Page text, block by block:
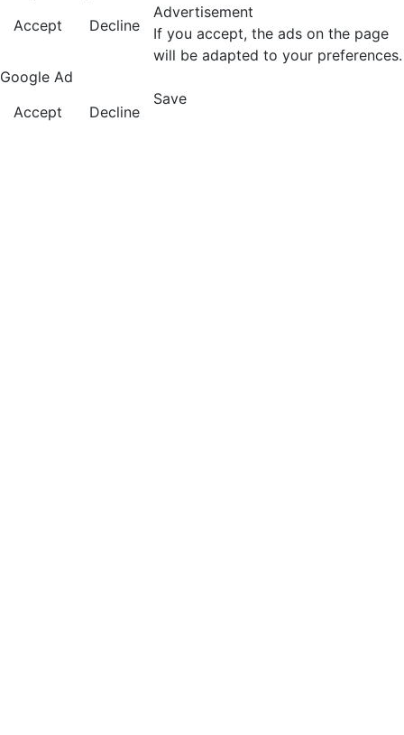
Accept
Decline
Advertisement
If you accept, the ads on the page
will be adapted to your preferences.
Google Ad
Accept
Decline
Save